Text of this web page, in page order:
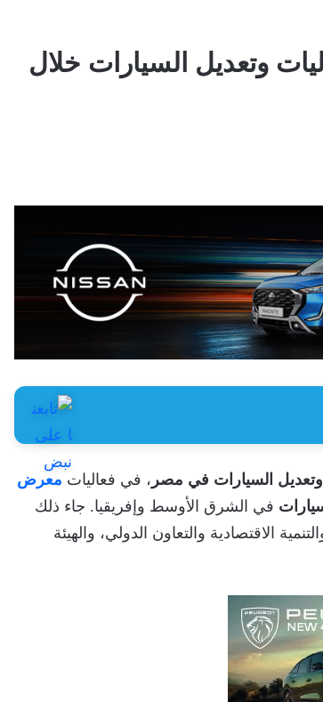
وتعديل السيارات خلال
وتعديل السيارات في مصر ، في فعاليات معرض
في الشرق الأوسط وإفريقيا. جاء ذلك
الاقتصادية والتعاون الدولي، والهيئة